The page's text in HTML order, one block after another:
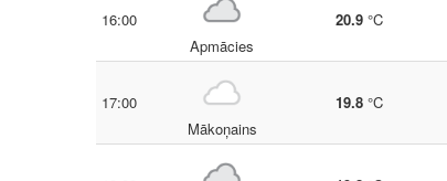
16:00
Apmācies
20.9°C
17:00
Mākoņains
19.8°C